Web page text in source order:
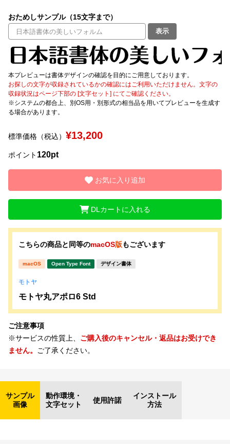
お問い合わせ
セット or 単体
文字種類
価格帯
おためしサンプル（15文字まで）
表示
本プレビューは書体デザインの確認を目的にご用意しております。
お探しの文字が収録されているかの確認にはご利用いただけません。文字の
収録状況はページ下部の [文字セット] にてご確認ください。
※システムの都合上、別OS用・別形式の相当品を用いてプレビューを生成す
る場合があります。
標準価格（税込） ¥13,200
ポイント 120pt
お気に入り追加
DLカートに入れる
こちらの商品と同等のmacOS版もございます
macOS Open Type Font デザイン書体
モトヤ
モトヤ丸アポロ6 Std
ご注意事項
※サービスの性質上、 ご購入後のキャンセル・返品はお受けでき
ません。 ご了承ください。
サンプル
画像
動作環境・
文字セット
使用許諾
インストール
方法